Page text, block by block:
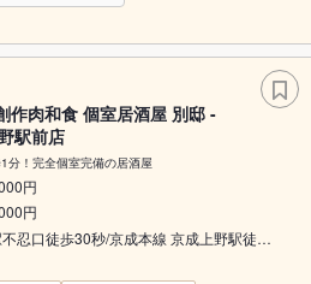
作肉和食 個室居酒屋 別邸 -
駅前店
分！完全個室完備の居酒屋
円
円
忍口徒歩30秒/京成本線 京成上野駅徒…